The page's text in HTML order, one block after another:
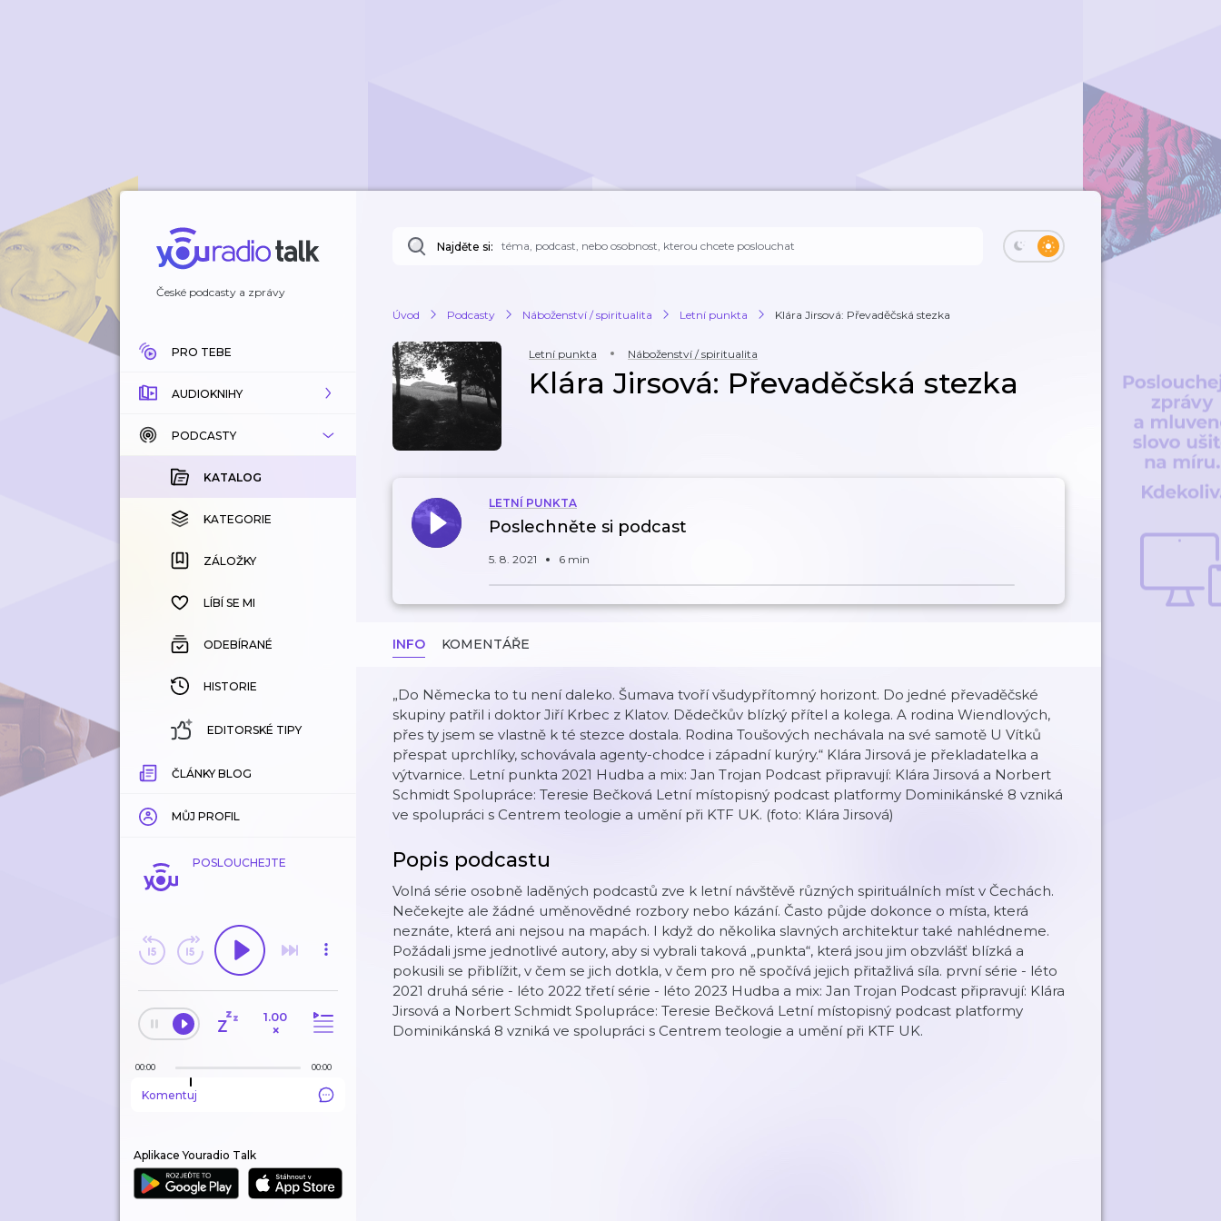
České podcasty a zprávy
PRO TEBE
AUDIOKNIHY
KATALOG
KOUPENÉ
KATEGORIE
ZÁLOŽKY
HISTORIE
PODCASTY
KATALOG
KATEGORIE
ZÁLOŽKY
LÍBÍ SE MI
ODEBÍRANÉ
HISTORIE
EDITORSKÉ TIPY
ČLÁNKY BLOG
MŮJ PROFIL
POSLOUCHEJTE
1.00
×
00:00 00:00
Komentuj
Aplikace Youradio Talk
Najděte si:
Úvod Podcasty Náboženství / spiritualita Letní punkta Klára Jirsová: Převaděčská stezka
Letní punkta Náboženství / spiritualita
Klára Jirsová: Převaděčská stezka
LETNÍ PUNKTA
Poslechněte si podcast
5. 8. 2021 6 min
INFO KOMENTÁŘE
„Do Německa to tu není daleko. Šumava tvoří všudypřítomný horizont. Do jedné převaděčské
skupiny patřil i doktor Jiří Krbec z Klatov. Dědečkův blízký přítel a kolega. A rodina Wiendlových,
přes ty jsem se vlastně k té stezce dostala. Rodina Toušových nechávala na své samotě U Vítků
přespat uprchlíky, schovávala agenty-chodce i západní kurýry.“ Klára Jirsová je překladatelka a
výtvarnice. Letní punkta 2021 Hudba a mix: Jan Trojan Podcast připravují: Klára Jirsová a Norbert
Schmidt Spolupráce: Teresie Bečková Letní místopisný podcast platformy Dominikánské 8 vzniká
ve spolupráci s Centrem teologie a umění při KTF UK. (foto: Klára Jirsová)
Popis podcastu
Volná série osobně laděných podcastů zve k letní návštěvě různých spirituálních míst v Čechách.
Nečekejte ale žádné uměnovědné rozbory nebo kázání. Často půjde dokonce o místa, která
neznáte, která ani nejsou na mapách. I když do několika slavných architektur také nahlédneme.
Požádali jsme jednotlivé autory, aby si vybrali taková „punkta“, která jsou jim obzvlášť blízká a
pokusili se přiblížit, v čem se jich dotkla, v čem pro ně spočívá jejich přitažlivá síla. první série - léto
2021 druhá série - léto 2022 třetí série - léto 2023 Hudba a mix: Jan Trojan Podcast připravují: Klára
Jirsová a Norbert Schmidt Spolupráce: Teresie Bečková Letní místopisný podcast platformy
Dominikánská 8 vzniká ve spolupráci s Centrem teologie a umění při KTF UK.